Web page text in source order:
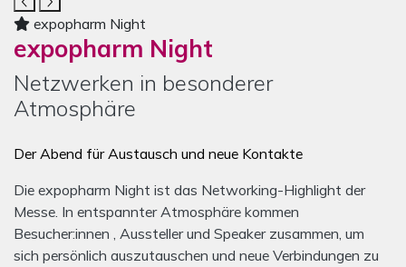
expopharm Night
expopharm Night
Netzwerken in besonderer
Atmosphäre
Der Abend für Austausch und neue Kontakte
Die expopharm Night ist das Networking-Highlight der
Messe. In entspannter Atmosphäre kommen
Besucher:innen , Aussteller und Speaker zusammen, um
sich persönlich auszutauschen und neue Verbindungen zu